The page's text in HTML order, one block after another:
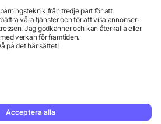
institutioner, föreningar och
allbranded GmbH.